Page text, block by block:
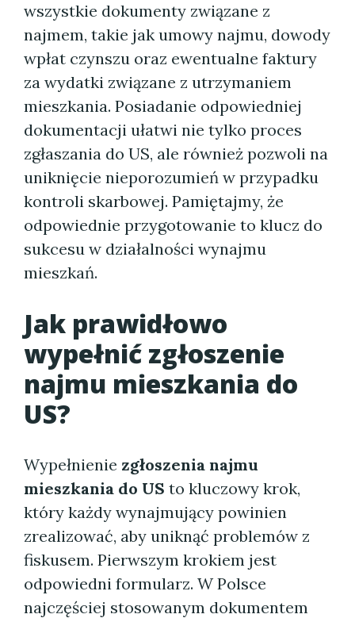
wszystkie dokumenty związane z
najmem, takie jak umowy najmu, dowody
wpłat czynszu oraz ewentualne faktury
za wydatki związane z utrzymaniem
mieszkania. Posiadanie odpowiedniej
dokumentacji ułatwi nie tylko proces
zgłaszania do US, ale również pozwoli na
uniknięcie nieporozumień w przypadku
kontroli skarbowej. Pamiętajmy, że
odpowiednie przygotowanie to klucz do
sukcesu w działalności wynajmu
mieszkań.
Jak prawidłowo
wypełnić zgłoszenie
najmu mieszkania do
US?
Wypełnienie zgłoszenia najmu
mieszkania do US to kluczowy krok,
który każdy wynajmujący powinien
zrealizować, aby uniknąć problemów z
fiskusem. Pierwszym krokiem jest
odpowiedni formularz. W Polsce
najczęściej stosowanym dokumentem